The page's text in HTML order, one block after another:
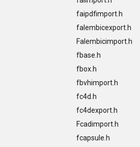
faipdfimport.h
falembicexport.h
Falembicimport.h
fbase.h
fbox.h
fbvhimport.h
fc4d.h
fc4dexport.h
Fcadimport.h
fcapsule.h